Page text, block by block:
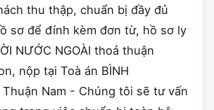
thu thập, chuẩn bị đầy đủ
sơ để đính kèm đơn từ, hồ sơ ly
NƯỚC NGOÀI thoả thuận
nộp tại Toà án BÌNH
Thuận Nam - Chúng tôi sẽ tư vấn